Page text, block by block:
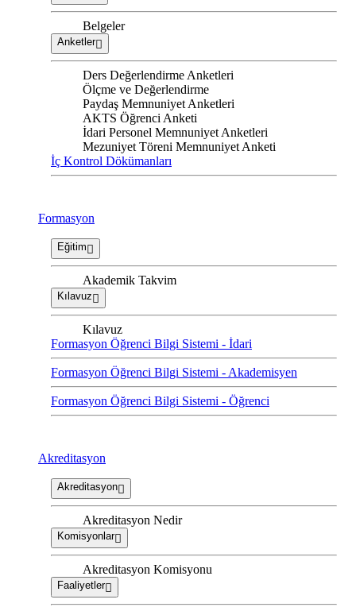
Belgeler
Anketler
Ders Değerlendirme Anketleri
Ölçme ve Değerlendirme
Paydaş Memnuniyet Anketleri
AKTS Öğrenci Anketi
İdari Personel Memnuniyet Anketleri
Mezuniyet Töreni Memnuniyet Anketi
İç Kontrol Dökümanları
Formasyon
Eğitim
Akademik Takvim
Kılavuz
Kılavuz
Formasyon Öğrenci Bilgi Sistemi - İdari
Formasyon Öğrenci Bilgi Sistemi - Akademisyen
Formasyon Öğrenci Bilgi Sistemi - Öğrenci
Akreditasyon
Akreditasyon
Akreditasyon Nedir
Komisyonlar
Akreditasyon Komisyonu
Faaliyetler